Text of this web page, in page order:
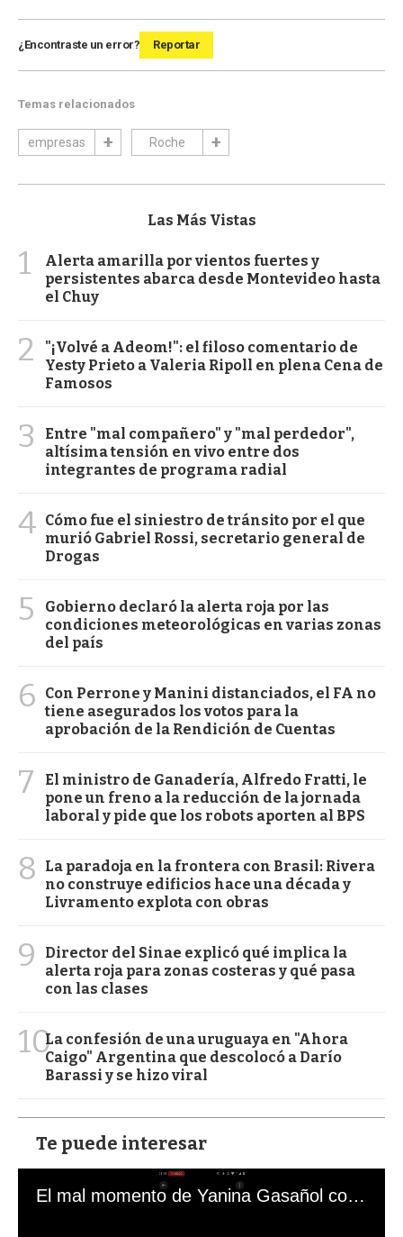
¿Encontraste un error? Reportar
Temas relacionados
empresas Roche
Las Más Vistas
1
Alerta amarilla por vientos fuertes y
persistentes abarca desde Montevideo hasta
el Chuy
2
"¡Volvé a Adeom!": el filoso comentario de
Yesty Prieto a Valeria Ripoll en plena Cena de
Famosos
3
Entre "mal compañero" y "mal perdedor",
altísima tensión en vivo entre dos
integrantes de programa radial
4 Cómo fue el siniestro de tránsito por el que
murió Gabriel Rossi, secretario general de
Drogas
5
Gobierno declaró la alerta roja por las
condiciones meteorológicas en varias zonas
del país
6
Con Perrone y Manini distanciados, el FA no
tiene asegurados los votos para la
aprobación de la Rendición de Cuentas
7
El ministro de Ganadería, Alfredo Fratti, le
pone un freno a la reducción de la jornada
laboral y pide que los robots aporten al BPS
8
La paradoja en la frontera con Brasil: Rivera
no construye edificios hace una década y
Livramento explota con obras
9
Director del Sinae explicó qué implica la
alerta roja para zonas costeras y qué pasa
con las clases
10La confesión de una uruguaya en "Ahora
Caigo" Argentina que descolocó a Darío
Barassi y se hizo viral
Te puede interesar
El mal momento de Yanina Gasañol con un hincha argentino en "Subrayado"